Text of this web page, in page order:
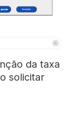
da taxa
solicitar